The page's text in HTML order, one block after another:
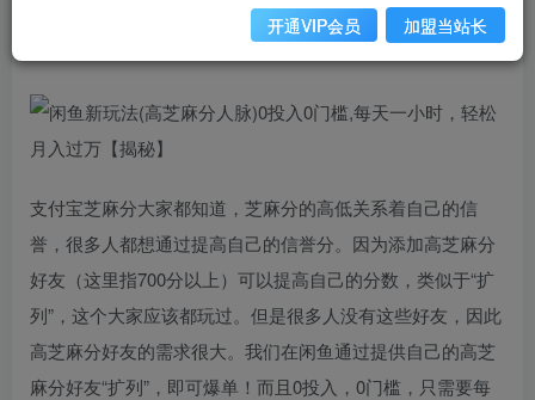
2047 70
支付宝芝麻分大家都知道，芝麻分的高低关系着自己的信
誉，很多人都想通过提高自己的信誉分。因为添加高芝麻分
好友（这里指700分以上）可以提高自己的分数，类似于“扩
列”，这个大家应该都玩过。但是很多人没有这些好友，因此
高芝麻分好友的需求很大。我们在闲鱼通过提供自己的高芝
麻分好友“扩列”，即可爆单！而且0投入，0门槛，只需要每
开通VIP会员 加盟当站长